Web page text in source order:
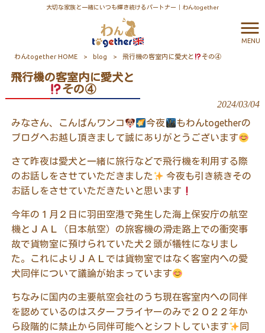
大切な家族と一緒にいつも輝き続けるパートナー｜わんtogether
MENU
わんtogether HOME > blog > 飛行機の客室内に愛犬と その④
飛行機の客室内に愛犬と
その④
2024/03/04
みなさん、こんばんワンコ 今夜
もわんtogetherの
ブログへお越し頂きまして誠にありがとうございます
さて昨夜は愛犬と一緒に旅行などで飛行機を利用する際
のお話しをさせていただきました
今夜も引き続きその
お話しをさせていただきたいと思います
今年の１月２日に羽田空港で発生した海上保安庁の航空
機とＪＡＬ（日本航空）の旅客機の滑走路上での衝突事
故で貨物室に預けられていた犬２頭が犠牲になりまし
た。これによりＪＡＬでは貨物室ではなく客室内への愛
犬同伴について議論が始まっています
ちなみに国内の主要航空会社のうち現在客室内への同伴
を認めているのはスターフライヤーのみで２０２２年か
ら段階的に禁止から同伴可能へとシフトしています
同